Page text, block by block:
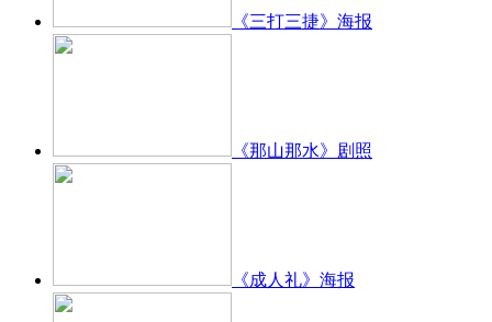
《三打三捷》海报
《那山那水》剧照
《成人礼》海报